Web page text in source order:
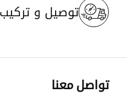
توصيل و
تواصل معنا